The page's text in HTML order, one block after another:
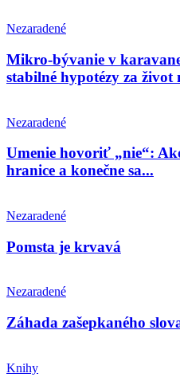
Nezaradené
Mikro-bývanie v
stabilné hypotézy za život
Nezaradené
Umenie hovoriť „nie“:
hranice a konečne sa...
Nezaradené
Pomsta je krvavá
Nezaradené
Záhada zašepkaného
Knihy